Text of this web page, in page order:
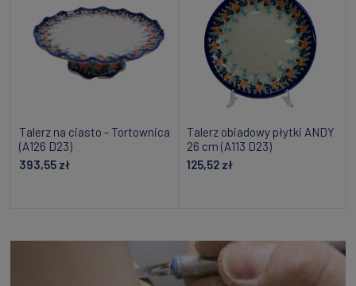
Talerz na ciasto - Tortownica
(A126 D23)
393,55 zł
Talerz obiadowy płytki ANDY
26 cm (A113 D23)
125,52 zł